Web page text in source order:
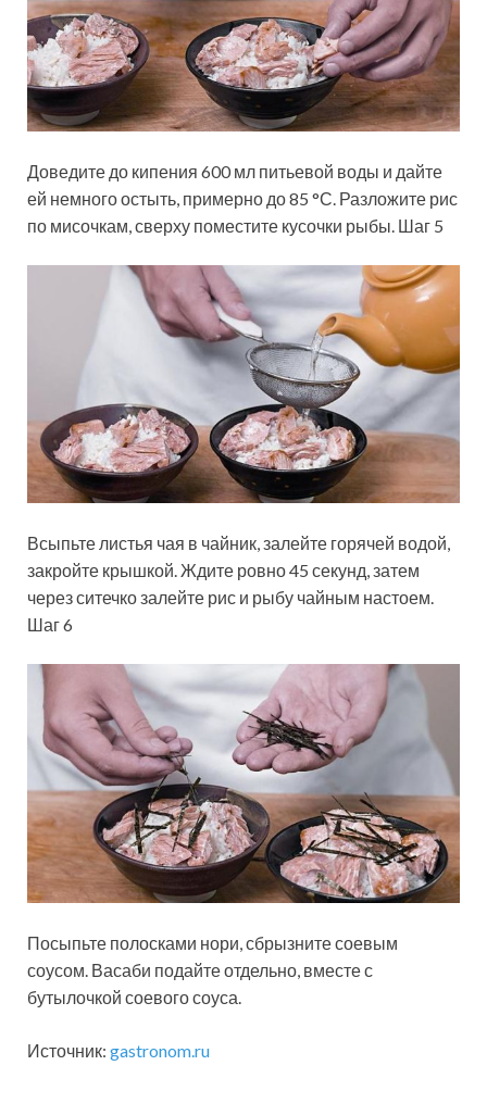
Доведите до кипения 600 мл питьевой воды и дайте
ей немного остыть, примерно до 85 °С. Разложите рис
по мисочкам, сверху поместите кусочки рыбы. Шаг 5
Всыпьте листья чая в чайник, залейте горячей водой,
закройте крышкой. Ждите ровно 45 секунд, затем
через ситечко залейте рис и рыбу чайным настоем.
Шаг 6
Посыпьте полосками нори, сбрызните соевым
соусом. Васаби подайте отдельно, вместе с
бутылочкой соевого соуса.
Источник: gastronom.ru